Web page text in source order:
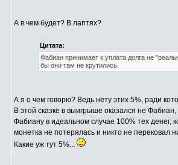
А в чем будет? В лаптях?
Цитата:
Фабиан принимает к уплата долга не
бы они там не крутились.
А я о чем говорю? Ведь нету этих 5%, ради
В этой сказке в выигрыше оказался не
Фабиану в идеальном случае 100% тех денег,
монетка не потерялась и никто не перековал
Какие уж тут 5%...